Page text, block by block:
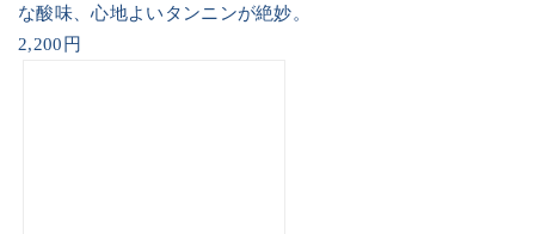
な酸味、心地よいタンニンが絶妙。
2,200 円